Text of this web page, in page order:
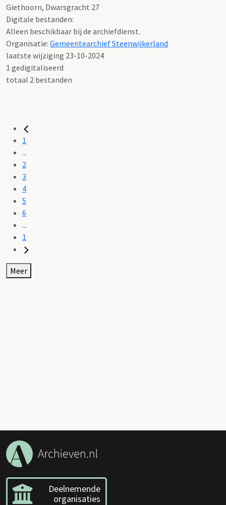
Giethoorn, Dwarsgracht 27
Digitale bestanden:
Alleen beschikbaar bij de archiefdienst.
Organisatie: Gemeentearchief Steenwijkerland
laatste wijziging 23-10-2024
1 gedigitaliseerd
totaal 2 bestanden
1
...
2
3
4
5
6
...
1
Meer
Deelnemende
organisaties